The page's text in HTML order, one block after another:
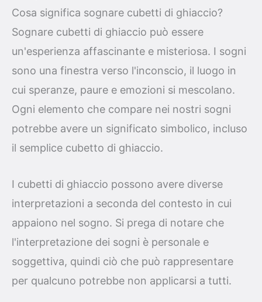
Cosa significa sognare cubetti di ghiaccio?
Sognare cubetti di ghiaccio può essere
un'esperienza affascinante e misteriosa. I sogni
sono una finestra verso l'inconscio, il luogo in
cui speranze, paure e emozioni si mescolano.
Ogni elemento che compare nei nostri sogni
potrebbe avere un significato simbolico, incluso
il semplice cubetto di ghiaccio.
I cubetti di ghiaccio possono avere diverse
interpretazioni a seconda del contesto in cui
appaiono nel sogno. Si prega di notare che
l'interpretazione dei sogni è personale e
soggettiva, quindi ciò che può rappresentare
per qualcuno potrebbe non applicarsi a tutti.